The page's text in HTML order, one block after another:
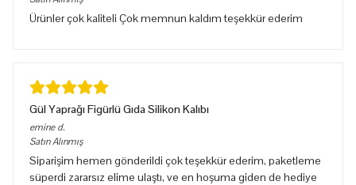
Ürünler çok kaliteli Çok memnun kaldım teşekkür ederim
Gül Yaprağı Figürlü Gıda Silikon Kalıbı
emine d.
Satın Alınmış
Siparişim hemen gönderildi çok teşekkür ederim, paketleme
süperdi zararsız elime ulaştı, ve en hoşuma giden de hediye